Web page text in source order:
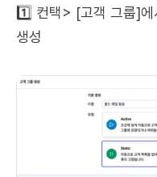
1️⃣ 컨택> [고객 그룹]
생성